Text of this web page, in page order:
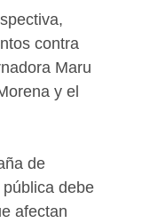
contra
Maru
y el
de
debe
afectan